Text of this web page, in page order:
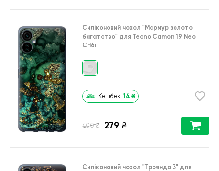
Силіконовий чохол "Мармур золото
багатство" для Tecno Camon 19 Neo
CH6i
Кешбек 14 ₴
400 ₴ 279 ₴
Силіконовий чохол "Троянда 3" для